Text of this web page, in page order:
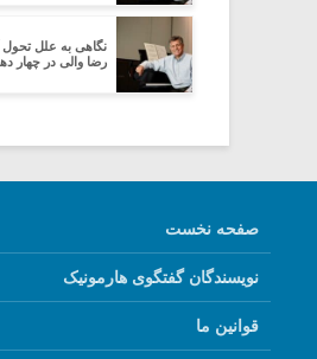
نگاهی به علل
رضا والی در چهار
صفحه نخست
نویسندگان گفتگوی هارمونیک
قوانین ما